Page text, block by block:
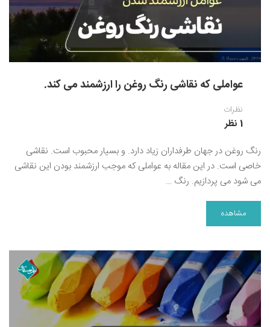
عواملی که نقاشی رنگ روغن را ارزشمند می کند.
نظرات
1 نظر
رنگ روغن در جهان طرفداران زیاد دارد. و بسیار محبوب است. نقاشی
خاصی است. در این مقاله به عواملی که موجب ارزشمند بودن این نقاشی
می شود می پردازیم. رنگ …
مشاهده